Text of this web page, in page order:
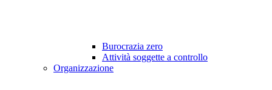
Burocrazia zero
Attività soggette a controllo
Organizzazione